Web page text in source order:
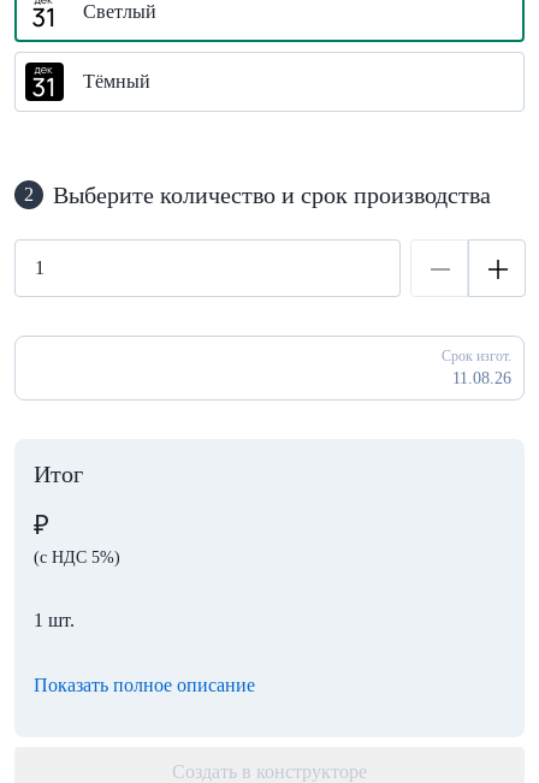
Светлый
Тёмный
2 Выберите количество и срок производства
Срок изгот.
11.08.26
Итог
₽
(с НДС 5%)
1 шт.
Показать полное описание
Создать в конструкторе